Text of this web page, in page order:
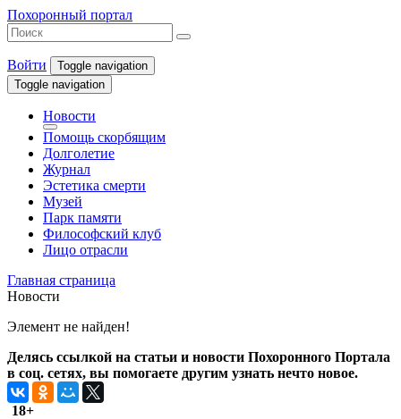
Похоронный портал
Войти
Toggle navigation
Toggle navigation
Новости
Помощь скорбящим
Долголетие
Журнал
Эстетика смерти
Музей
Парк памяти
Философский клуб
Лицо отрасли
Главная страница
Новости
Элемент не найден!
Делясь ссылкой на статьи и новости Похоронного Портала
в соц. сетях, вы помогаете другим узнать нечто новое.
18+